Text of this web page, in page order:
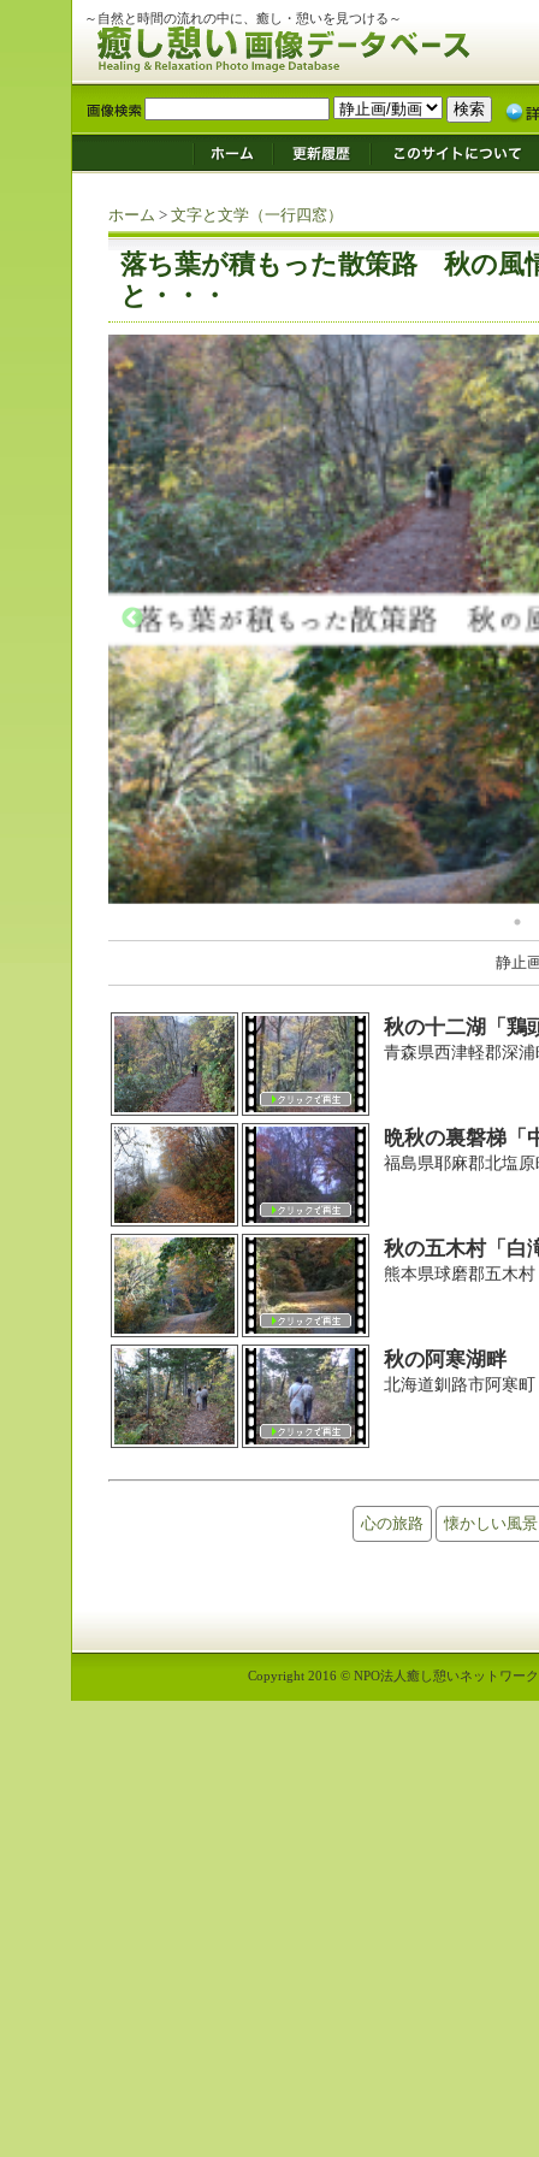
～自然と時間の流れの中に、癒し・憩いを見つける～
ホーム > 文字と文学（一行四窓）
落ち葉が積もった散策路 秋の
と・・・
静止
秋の十二湖「鶏
青森県西津軽郡深
晩秋の裏磐梯「
福島県耶麻郡北塩
秋の五木村「白
熊本県球磨郡五木
秋の阿寒湖畔
北海道釧路市阿寒
心の旅路 懐かしい風景
Copyright 2016 © NPO法人癒し憩いネットワー